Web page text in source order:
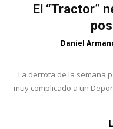
El “Tractor”
Daniel
La derrota de la semana
muy complicado a un